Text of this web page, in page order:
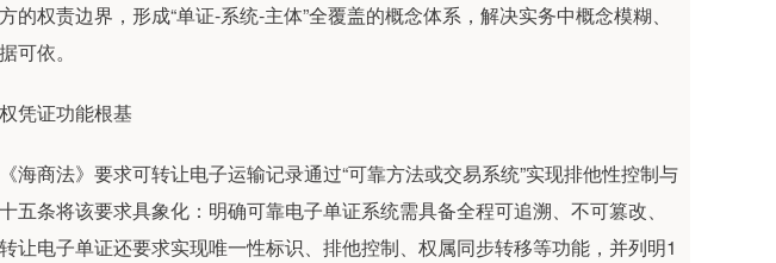
权责边界，形成“单证-系统-主体”全覆盖的概念体系，解决实务中概念模糊、
可依。
凭证功能根基
商法》要求可转让电子运输记录通过“可靠方法或交易系统”实现排他性控制与
五条将该要求具象化：明确可靠电子单证系统需具备全程可追溯、不可篡改、
让电子单证还要求实现唯一性标识、排他控制、权属同步转移等功能，并列明1